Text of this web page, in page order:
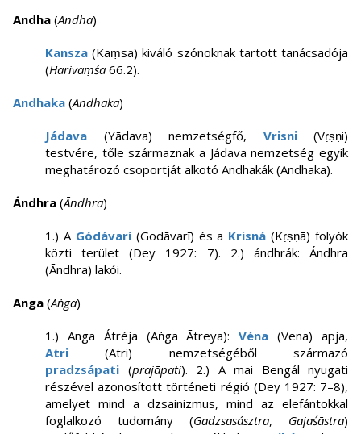
Andha (Andha)
Kansza (Kaṃsa) kiváló szónoknak tartott tanácsadója
(Harivaṃśa 66.2).
Andhaka (Andhaka)
Jádava (Yādava) nemzetségfő, Vrisni(Vṛṣṇi)
testvére, tőle származnak a Jádava nemzetség egyik
meghatározó csoportját alkotó Andhakák (Andhaka).
Ándhra (Āndhra)
1.) A Gódávarí(Godāvarī) és a Krisná (Kṛṣṇā) folyók
közti terület (Dey 1927: 7). 2.) ándhrák: Ándhra
(Āndhra) lakói.
Anga (Aṅga)
1.) Anga Átréja (Aṅga Ātreya):Véna (Vena) apja,
Atri (Atri) nemzetségéből származó
pradzsápati (prajāpati). 2.) A mai Bengál nyugati
részével azonosított történeti régió (Dey 1927: 7–8),
amelyet mind a dzsainizmus, mind az elefántokkal
foglalkozó tudomány (Gadzsasásztra, Gajaśāstra)